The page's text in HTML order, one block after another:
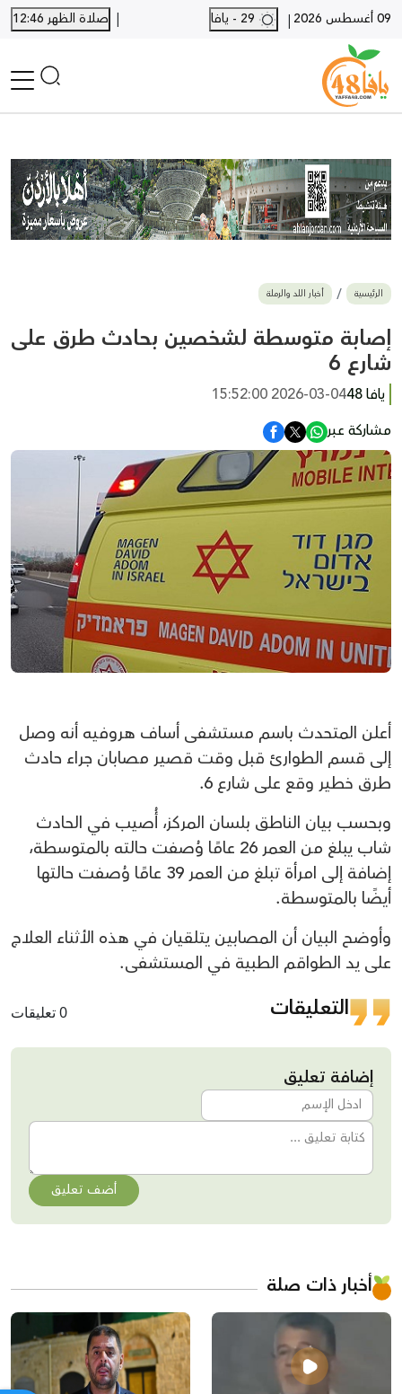
09 أغسطس 2026 |
| صلاة الظهر 12:46
أخبار محلية
أخبار يافا
SHORTS
أخبار اللد والرملة
بيع وشراء
أخبار القدس
وفيات
المزيد
ارسل خبر
الرئيسية أخبار اللد والرملة
إصابة متوسطة لشخصين بحادث طرق على
شارع 6
يافا 48
2026-03-04 15:52:00
مشاركة عبر
أعلن المتحدث باسم مستشفى أساف هروفيه أنه وصل
إلى قسم الطوارئ قبل وقت قصير مصابان جراء حادث
طرق خطير وقع على شارع 6.
وبحسب بيان الناطق بلسان المركز، أُصيب في الحادث
شاب يبلغ من العمر 26 عامًا وُصفت حالته بالمتوسطة،
إضافة إلى امرأة تبلغ من العمر 39 عامًا وُصفت حالتها
أيضًا بالمتوسطة.
وأوضح البيان أن المصابين يتلقيان في هذه الأثناء العلاج
على يد الطواقم الطبية في المستشفى.
التعليقات 0 تعليقات
إضافة تعليق
أضف تعليق
أخبار ذات صلة